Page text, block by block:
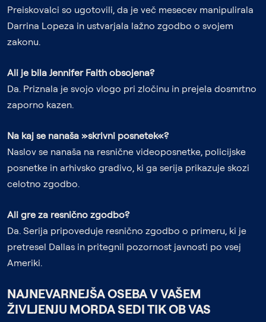
Preiskovalci so ugotovili, da je več mesecev manipulirala
Darrina Lopeza in ustvarjala lažno zgodbo o svojem
zakonu.
Ali je bila Jennifer Faith obsojena?
Da. Priznala je svojo vlogo pri zločinu in prejela dosmrtno
zaporno kazen.
Na kaj se nanaša »skrivni posnetek«?
Naslov se nanaša na resnične videoposnetke, policijske
posnetke in arhivsko gradivo, ki ga serija prikazuje skozi
celotno zgodbo.
Ali gre za resnično zgodbo?
Da. Serija pripoveduje resnično zgodbo o primeru, ki je
pretresel Dallas in pritegnil pozornost javnosti po vsej
Ameriki.
NAJNEVARNEJŠA OSEBA V VAŠEM
ŽIVLJENJU MORDA SEDI TIK OB VAS